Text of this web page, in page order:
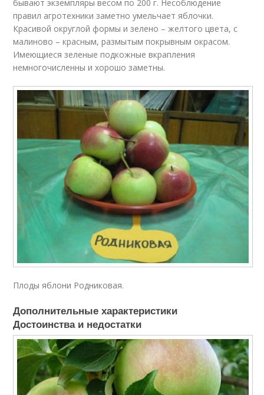
бывают экземпляры весом по 200 г. Несоблюдение
правил агротехники заметно умельчает яблочки.
Красивой округлой формы и зелено – желтого цвета, с
малиново – красным, размытым покрывным окрасом.
Имеющиеся зеленые подкожные вкрапления
немногочисленны и хорошо заметны.
Плоды яблони Родниковая.
Дополнительные характеристики
Достоинства и недостатки